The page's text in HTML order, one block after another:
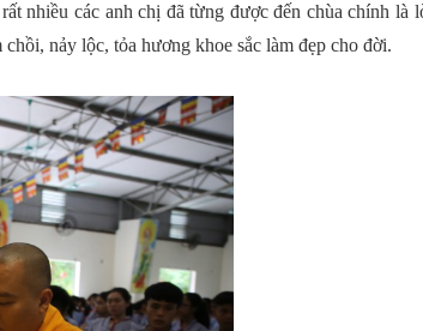
các anh chị đã từng được đến chùa chính là
nảy lộc, tỏa hương khoe sắc làm đẹp cho đời.